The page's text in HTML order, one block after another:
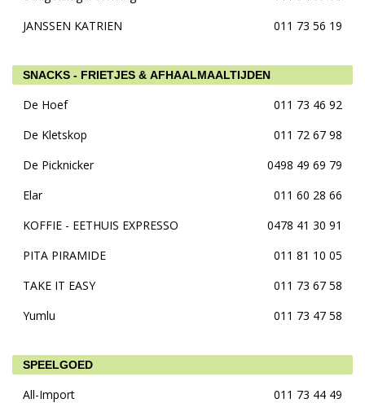
JANSSEN KATRIEN
011 73 56 19
SNACKS - FRIETJES & AFHAALMAALTIJDEN
De Hoef
011 73 46 92
De Kletskop
011 72 67 98
De Picknicker
0498 49 69 79
Elar
011 60 28 66
KOFFIE - EETHUIS EXPRESSO
0478 41 30 91
PITA PIRAMIDE
011 81 10 05
TAKE IT EASY
011 73 67 58
Yumlu
011 73 47 58
SPEELGOED
All-Import 011 73 44 49